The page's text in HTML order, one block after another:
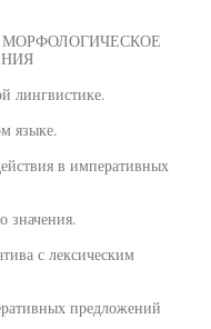
лингвистике.
языке.
в императивных
значения.
с лексическим
предложений